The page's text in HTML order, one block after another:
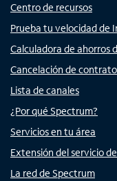
Centro de recursos
Prueba tu velocidad de
Calculadora de ahorros
Cancelación de contrato
Lista de canales
¿Por qué Spectrum?
Servicios en tu área
Extensión del servicio
La red de Spectrum